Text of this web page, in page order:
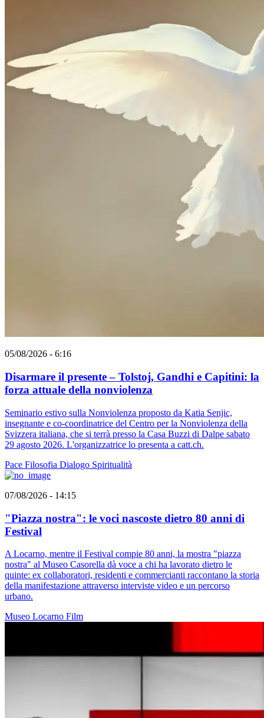
05/08/2026 - 6:16
Disarmare il presente – Tolstoj, Gandhi e Capitini: la
forza attuale della nonviolenza
Seminario estivo sulla Nonviolenza proposto da Katia Senjic,
insegnante e co-coordinatrice del Centro per la Nonviolenza della
Svizzera italiana, che si terrà presso la Casa Buzzi di Dalpe sabato
29 agosto 2026. L'organizzatrice lo presenta a catt.ch.
Pace Filosofia Dialogo Spiritualità
07/08/2026 - 14:15
"Piazza nostra": le voci nascoste dietro 80 anni di
Festival
A Locarno, mentre il Festival compie 80 anni, la mostra "piazza
nostra" al Museo Casorella dà voce a chi ha lavorato dietro le
quinte: ex collaboratori, residenti e commercianti raccontano la storia
della manifestazione attraverso interviste video e un percorso
urbano.
Museo Locarno Film